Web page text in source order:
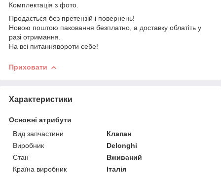
Комплектація з фото.
Продається без претензій і повернень!
Новою поштою паковання безплатно, а доставку облатіть у
разі отримання.
На всі питаннявороти себе!
Приховати
Характеристики
Основні атрибути
Вид запчастини
Клапан
Виробник
Delonghi
Стан
Вживаний
Країна виробник
Італія